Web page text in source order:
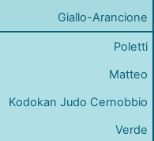
Giallo-Arancione
Poletti
Matteo
Kodokan Judo Cernobbio
Verde